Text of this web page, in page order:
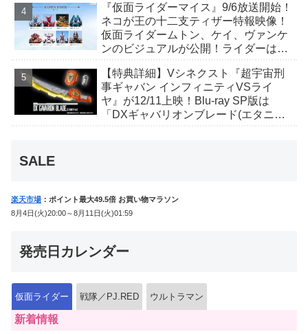
か12点！
『仮面ライダーマイス』9/6放送開始！
ネコが王の十二支ティザー特報映像！
仮面ライダームトン、ケイ、ヴァンケ
ンのビジュアルが公開！ライダーは子
【特典詳細】Vシネクスト『超宇宙刑
事ギャバン インフィニティVSライ
ヤ』が12/11上映！Blu-ray SP版は
「DXギャバリオンブレード(エタニテ
SALE
楽天市場 ：ポイント最大49.5倍 お買い物マラソン
8月4日(火)20:00～8月11日(火)01:59
発売日カレンダー
仮面ライダー 戦隊／PJ.RED ウルトラマン
新着情報